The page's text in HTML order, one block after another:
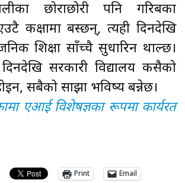
छोराछोरी पनि गरिबका
कक्षामा बस्छन्, त्यही दिनदेखि
शिक्षा साँच्चै सुधारिन थाल्छ।
सरकारी विद्यालय कसैको
सबैको साझा भविष्य बन्नेछ।
एआई विशेषज्ञका रूपमा कार्यरत
Print Email